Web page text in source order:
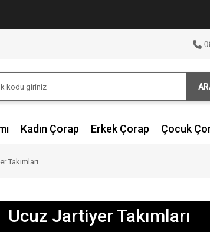
Kadın Çorap Erkek Çorap Çocuk
Takımları
Ucuz Jartiyer Takımları